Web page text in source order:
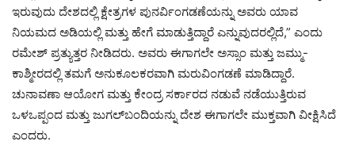
ಇರುವುದು ದೇಶದಲ್ಲಿ ಕ್ಷೇತ್ರಗಳ ಪುನರ್ವಿಂಗಡಣೆಯನ್ನು ಅವರು ಯಾವ
ನಿಯಮದ ಅಡಿಯಲ್ಲಿ ಮತ್ತು ಹೇಗೆ ಮಾಡುತ್ತಿದ್ದಾರೆ ಎನ್ನುವುದರಲ್ಲಿದೆ,” ಎಂದು
ರಮೇಶ್ ಪ್ರತ್ಯುತ್ತರ ನೀಡಿದರು. ಅವರು ಈಗಾಗಲೇ ಅಸ್ಸಾಂ ಮತ್ತು ಜಮ್ಮು-
ಕಾಶ್ಮೀರದಲ್ಲಿ ತಮಗೆ ಅನುಕೂಲಕರವಾಗಿ ಮರುವಿಂಗಡಣೆ ಮಾಡಿದ್ದಾರೆ.
ಚುನಾವಣಾ ಆಯೋಗ ಮತ್ತು ಕೇಂದ್ರ ಸರ್ಕಾರದ ನಡುವೆ ನಡೆಯುತ್ತಿರುವ
ಒಳಒಪ್ಪಂದ ಮತ್ತು ಜುಗಲ್‌ಬಂದಿಯನ್ನು ದೇಶ ಈಗಾಗಲೇ ಮುಕ್ತವಾಗಿ ವೀಕ್ಷಿಸಿದೆ
ಎಂದರು.